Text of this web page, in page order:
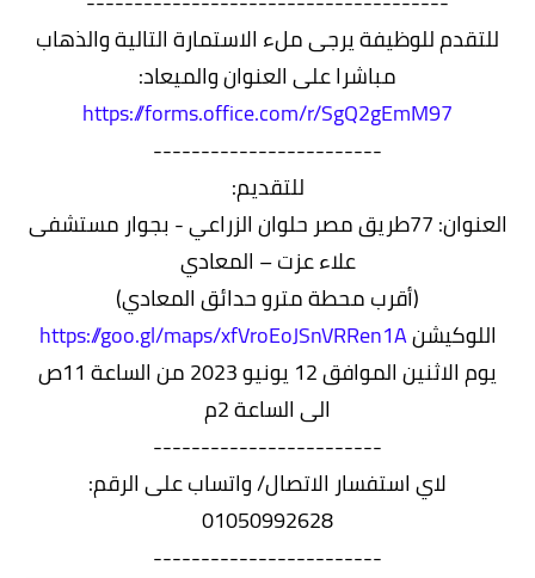
للتقدم للوظيفة يرجى ملء الاستمارة التالية والذهاب
مباشرا على العنوان والميعاد:
https://forms.office.com/r/SgQ2gEmM97
------------------------
للتقديم:
العنوان: 77طريق مصر حلوان الزراعي - بجوار مستشفى
علاء عزت – المعادي
(أقرب محطة مترو حدائق المعادي)
اللوكيشنhttps://goo.gl/maps/xfVroEoJSnVRRen1A
يوم الاثنين الموافق 12 يونيو 2023 من الساعة 11ص
الى الساعة 2م
------------------------
لاي استفسار الاتصال/ واتساب على الرقم:
01050992628
------------------------